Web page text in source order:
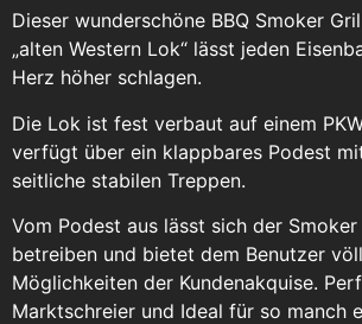
Dieser wunderschöne BBQ Smoker
„alten Western Lok“ lässt jeden
Herz höher schlagen.
Die Lok ist fest verbaut auf einem
verfügt über ein klappbares Podest
seitliche stabilen Treppen.
Vom Podest aus lässt sich der
betreiben und bietet dem Benutzer
Möglichkeiten der Kundenakquise.
Marktschreier und Ideal für so manch